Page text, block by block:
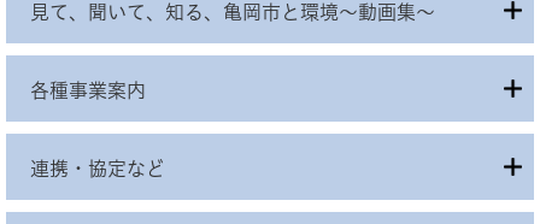
見て、聞いて、知る、亀岡市と環境～動画集～
各種事業案内
連携・協定など